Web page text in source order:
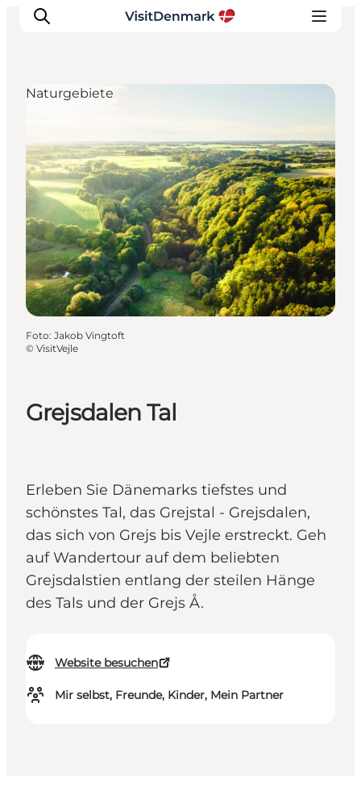
Inspiration
Regionen
Erlebnisse
Unterkünfte
Reiseplanung
Grejsdalen Tal
Erleben Sie Dänemarks tiefstes und
schönstes Tal, das Grejstal - Grejsdalen,
das sich von Grejs bis Vejle erstreckt. Geh
auf Wandertour auf dem beliebten
Grejsdalstien entlang der steilen Hänge
des Tals und der Grejs Å.
Website besuchen
Mir selbst, Freunde, Kinder, Mein Partner
Naturgebiete
Foto: Jakob Vingtoft
© VisitVejle